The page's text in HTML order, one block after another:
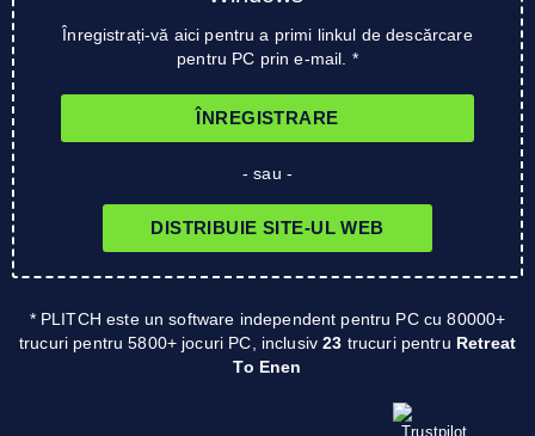
Înregistrați-vă aici pentru a primi linkul de descărcare
pentru PC prin e-mail. *
ÎNREGISTRARE
- sau -
DISTRIBUIE SITE-UL WEB
* PLITCH este un software independent pentru PC cu 80000+
trucuri pentru 5800+ jocuri PC, inclusiv23 trucuri pentru Retreat
To Enen